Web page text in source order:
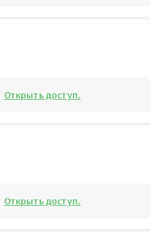
Открыть доступ.
Открыть доступ.